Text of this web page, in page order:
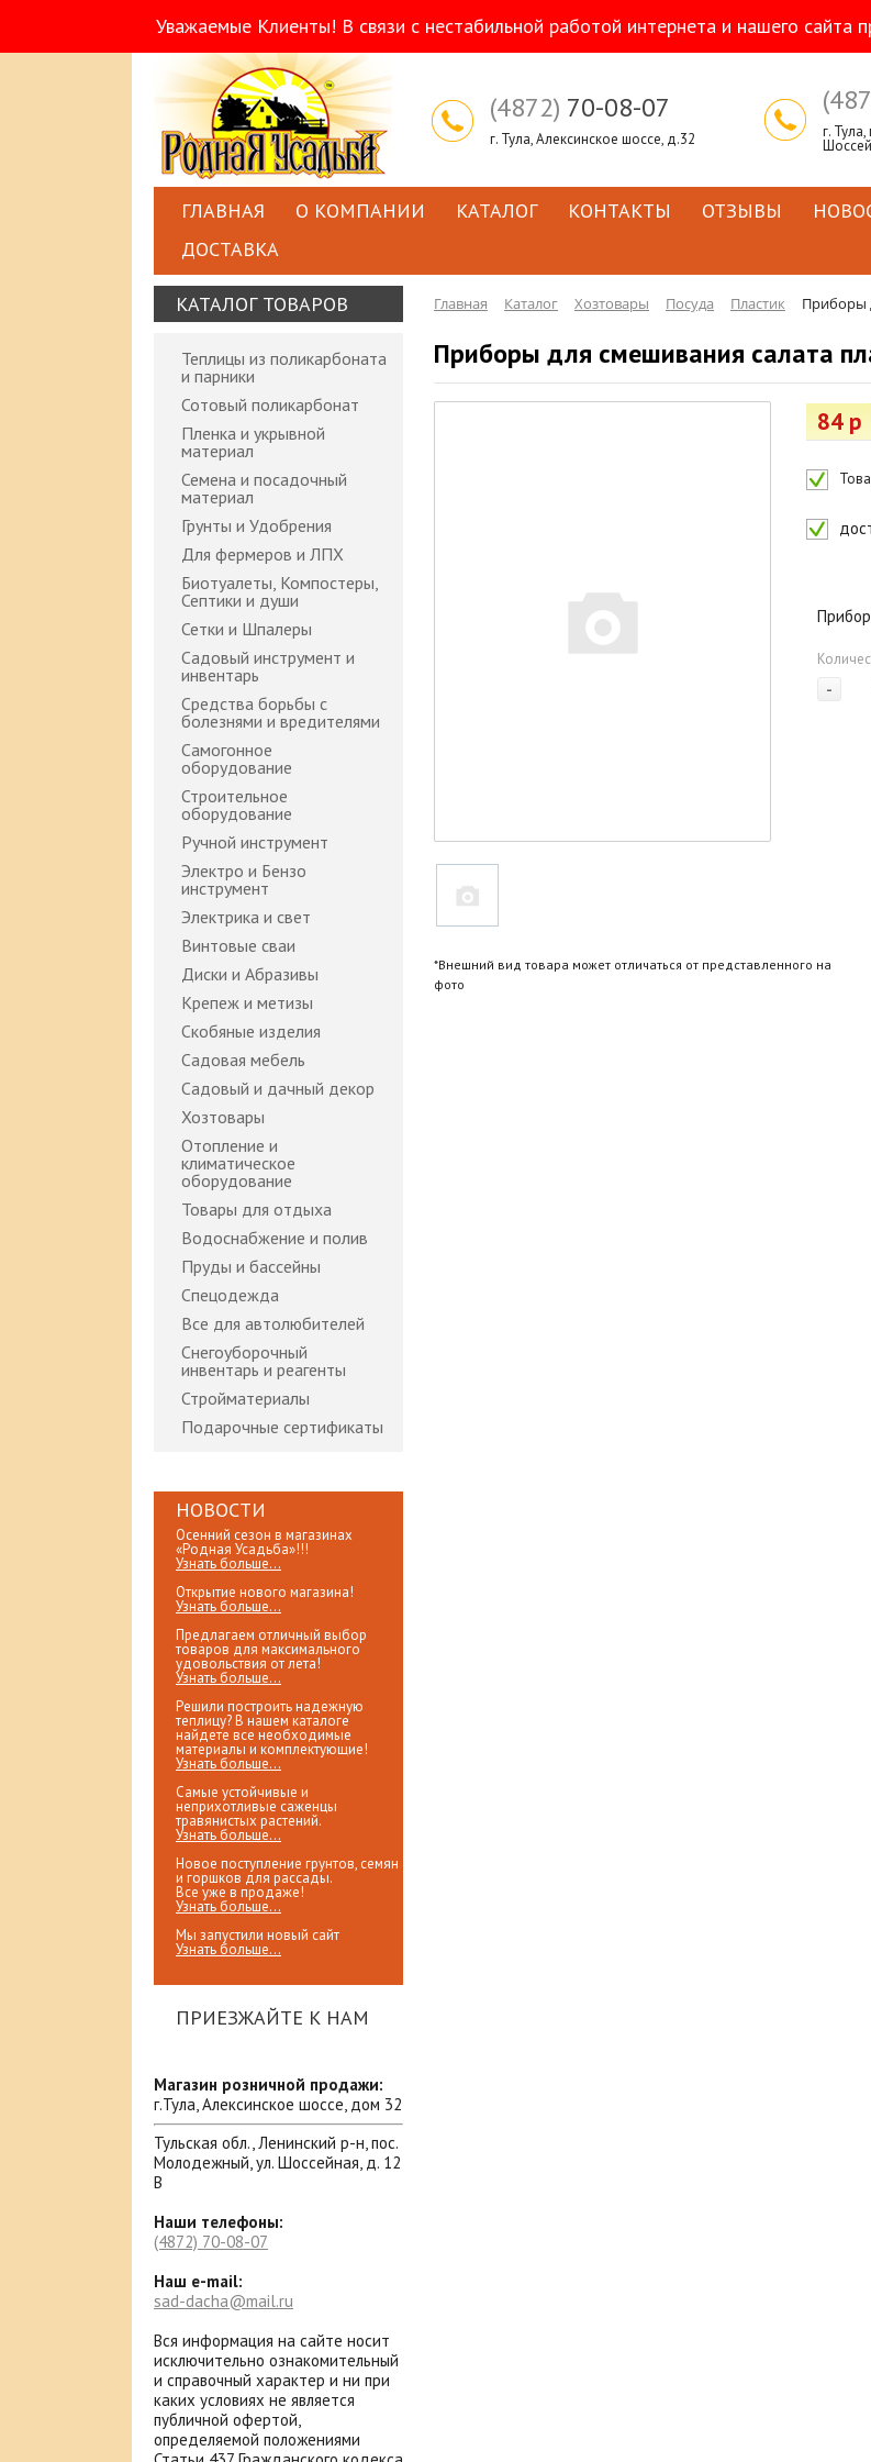
Уважаемые Клиенты! В связи с нестабильной работой интернета и нашего сайта
(4872) 70-08-07
г. Тула, Алексинское шоссе, д.32 г.
ГЛАВНАЯ О КОМПАНИИ КАТАЛОГ КОНТАКТЫ ОТЗЫВЫ
ДОСТАВКА
КАТАЛОГ ТОВАРОВ
Теплицы из поликарбоната
и парники
Сотовый поликарбонат
Пленка и укрывной
материал
Семена и посадочный
материал
Грунты и Удобрения
Для фермеров и ЛПХ
Биотуалеты, Компостеры,
Септики и души
Сетки и Шпалеры
Садовый инструмент и
инвентарь
Средства борьбы с
болезнями и вредителями
Самогонное
оборудование
Строительное
оборудование
Ручной инструмент
Электро и Бензо
инструмент
Электрика и свет
Винтовые сваи
Диски и Абразивы
Крепеж и метизы
Скобяные изделия
Садовая мебель
Садовый и дачный декор
Хозтовары
Отопление и
климатическое
оборудование
Товары для отдыха
Водоснабжение и полив
Пруды и бассейны
Спецодежда
Все для автолюбителей
Снегоуборочный
инвентарь и реагенты
Стройматериалы
Подарочные сертификаты
НОВОСТИ
Осенний сезон в магазинах
«Родная Усадьба»!!!
Узнать больше...
Открытие нового магазина!
Узнать больше...
Предлагаем отличный выбор
товаров для максимального
удовольствия от лета!
Узнать больше...
Решили построить надежную
теплицу? В нашем каталоге
найдете все необходимые
материалы и комплектующие!
Узнать больше...
Самые устойчивые и
неприхотливые саженцы
травянистых растений.
Узнать больше...
Новое поступление грунтов, семян
и горшков для рассады.
Все уже в продаже!
Узнать больше...
Мы запустили новый сайт
Узнать больше...
ПРИЕЗЖАЙТЕ К НАМ
Магазин розничной продажи:
г.Тула, Алексинское шоссе, дом 32
Тульская обл., Ленинский р-н, пос.
Молодежный, ул. Шоссейная, д. 12
В
Наши телефоны:
(4872) 70-08-07
Наш e-mail:
sad-dacha@mail.ru
Вся информация на сайте носит
исключительно ознакомительный
и справочный характер и ни при
каких условиях не является
публичной офертой,
определяемой положениями
Главная Каталог Хозтовары Посуда Пластик Приборы
Приборы для смешивания салата
84 р
-
*Внешний вид товара может отличаться от представленного на
фото